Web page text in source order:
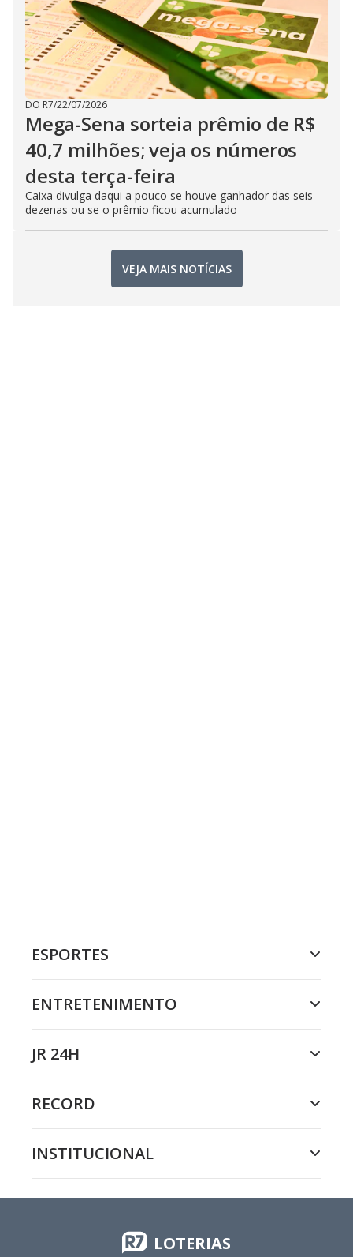
DO R7/22/07/2026
Mega-Sena sorteia prêmio de R$
40,7 milhões; veja os números
desta terça-feira
Caixa divulga daqui a pouco se houve ganhador das seis
dezenas ou se o prêmio ficou acumulado
VEJA MAIS NOTÍCIAS
ESPORTES
ENTRETENIMENTO
JR 24H
RECORD
INSTITUCIONAL
LOTERIAS